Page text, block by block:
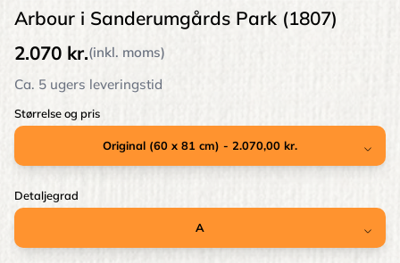
Arbour i Sanderumgårds Park (1807)
2.070 kr.(inkl. moms)
Ca. 5 ugers leveringstid
Størrelse og pris
Detaljegrad